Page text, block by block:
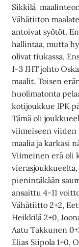
Sikkilä
Vähätiiton
antoivat syötöt.
hallintaa, mutta
olivat tiukassa.
1-3 JHT johto
maalit. Toisen
huolimatonta
kotijoukkue IPK
Tämä oli
viimeiseen viiden
maalia ja karkasi
Viimeinen erä oli
pienintäkään
ansaittu 4-11
Vähätiitto 2+2,
Heikkilä 2+0,
Aatu Takkunen
Elias Siipola 1+0,